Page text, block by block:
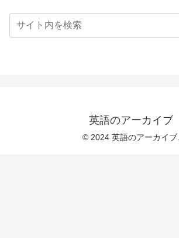
英語のアーカイブ
© 2024 英語のアーカイブ.